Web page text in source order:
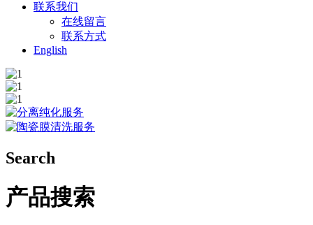
联系我们
在线留言
联系方式
English
Search
产品搜索